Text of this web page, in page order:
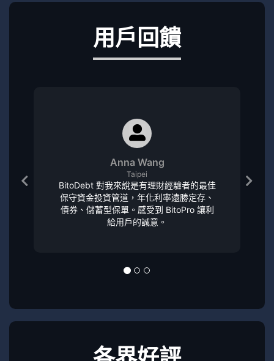
用戶回饋
Anna Wang
Taipei
BitoDebt 對我來說是有理財經驗者的最佳
保守資金投資管道，年化利率遠勝定存、
債券、儲蓄型保單。感受到 BitoPro 讓利
給用戶的誠意。